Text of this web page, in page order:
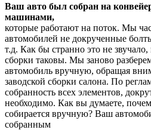
Ваш авто был собран на
машинами,
которые работают на поток. Мы
автомобилей не докрученные
т.д. Как бы странно это не
сборки таковы. Мы заново
автомобиль вручную, обращая
заводской сборки салона. По
собранность всех элементов,
необходимо. Как вы думаете,
собирается вручную? Ваш
собранным